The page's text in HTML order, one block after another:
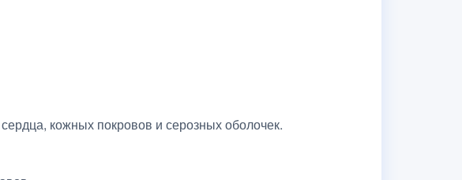
кожных покровов и серозных оболочек.